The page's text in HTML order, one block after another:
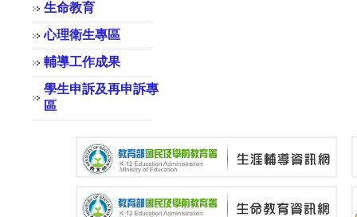
生命教育
心理衛生專區
輔導工作成果
學生申訴及再申訴專
區